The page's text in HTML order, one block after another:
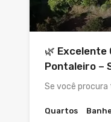
🌿 Excelente
Pontaleiro –
Se você
Quartos